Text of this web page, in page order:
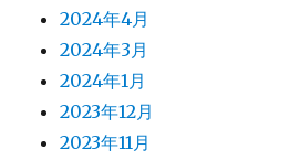
2024年4月
2024年3月
2024年1月
2023年12月
2023年11月